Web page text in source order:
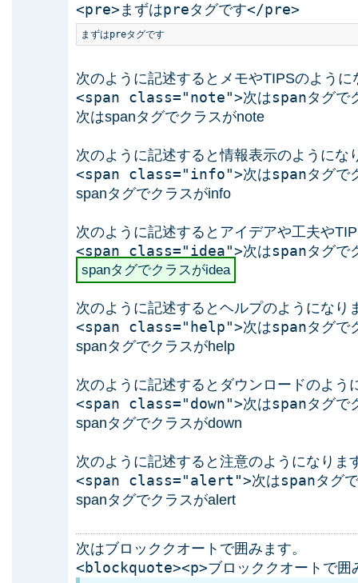
<pre>まずはpreタグです</pre>
まずはpreタグです
次のように記述するとメモやTIPSのように
<span class="note">次はspanタグで
次はspanタグでクラスがnote
次のように記述すると情報表示のようにな
<span class="info">次はspanタグで
spanタグでクラスがinfo
次のように記述するとアイデアや工夫や
<span class="idea">次はspanタグで
spanタグでクラスがidea
次のように記述するとヘルプのようになり
<span class="help">次はspanタグで
spanタグでクラスがhelp
次のように記述するとダウンロードのよう
<span class="down">次はspanタグで
spanタグでクラスがdown
次のように記述すると注意のようになりま
<span class="alert">次はspanタグ
spanタグでクラスがalert
次はブロッククオートで囲みます。
<blockquote><p>ブロッククオートで